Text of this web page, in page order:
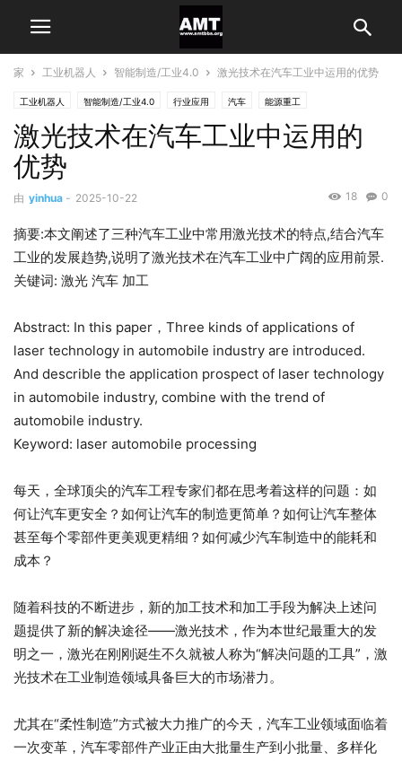
家 工业机器人 智能制造/工业4.0 激光技术在汽车工业中运用的优势
工业机器人 智能制造/工业4.0 行业应用 汽车 能源重工
激光技术在汽车工业中运用的
优势
由 yinhua - 2025-10-22 0
18
摘要:本文阐述了三种汽车工业中常用激光技术的特点,结合汽车
工业的发展趋势,说明了激光技术在汽车工业中广阔的应用前景.
关键词: 激光 汽车 加工
Abstract: In this paper，Three kinds of applications of
laser technology in automobile industry are introduced.
And describle the application prospect of laser technology
in automobile industry, combine with the trend of
automobile industry.
Keyword: laser automobile processing
每天，全球顶尖的汽车工程专家们都在思考着这样的问题：如
何让汽车更安全？如何让汽车的制造更简单？如何让汽车整体
甚至每个零部件更美观更精细？如何减少汽车制造中的能耗和
成本？
随着科技的不断进步，新的加工技术和加工手段为解决上述问
题提供了新的解决途径——激光技术，作为本世纪最重大的发
明之一，激光在刚刚诞生不久就被人称为“解决问题的工具”，激
光技术在工业制造领域具备巨大的市场潜力。
尤其在“柔性制造”方式被大力推广的今天，汽车工业领域面临着
一次变革，汽车零部件产业正由大批量生产到小批量、多样化